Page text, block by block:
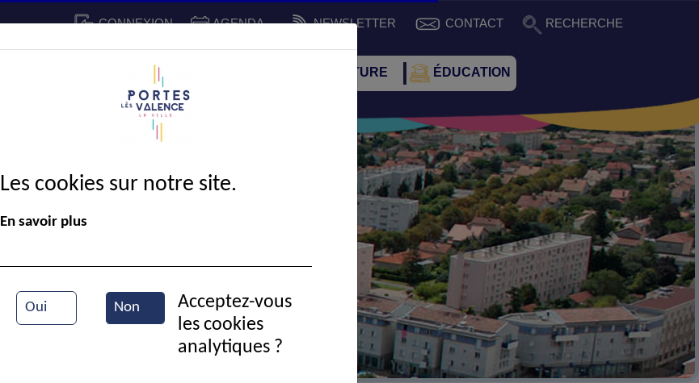
CONNEXION AGENDA NEWSLETTER CONTACT RECHERCHE
CADRE DE VIE SPORT ET CULTURE ÉDUCATION
Vue aérienne de la ville
Suivant
Les cookies sur notre site.
En savoir plus
Oui Non
Acceptez-vous
les cookies
analytiques ?